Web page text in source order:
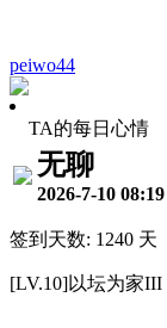
peiwo44
TA的每日心情
无聊
2026-7-10 08:19
签到天数: 1240 天
[LV.10]以坛为家III